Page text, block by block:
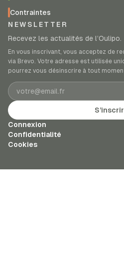
Contraintes
NEWSLETTER
Recevez les actualités de l’Oulipo.
En vous inscrivant, vous acceptez de
via Brevo. Votre adresse est utilisée
pourrez vous désinscrire à tout
Adresse e-mail
Connexion
Confidentialité
Cookies